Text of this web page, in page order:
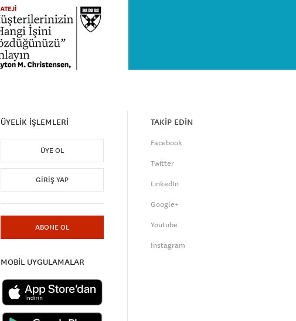
ÜYELİK İŞLEMLERİ
ÜYE OL
GIRIŞ YAP
ABONE OL
MOBİL UYGULAMALAR
TAKİP EDİN
Facebook
Twitter
LinkedIn
Google+
Youtube
Instagram